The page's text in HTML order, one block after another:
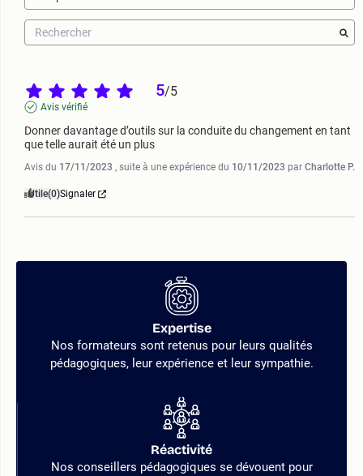
5/5
Avis vérifié
Donner davantage d’outils sur la conduite du changement en tant
que telle aurait été un plus
Avis du 17/11/2023 , suite à une expérience du 10/11/2023 par Charlotte P.
Utile(0)Signaler
Expertise
Nos formateurs sont retenus pour leurs qualités
pédagogiques, leur expérience et leur sympathie.
Réactivité
Nos conseillers pédagogiques se dévouent pour